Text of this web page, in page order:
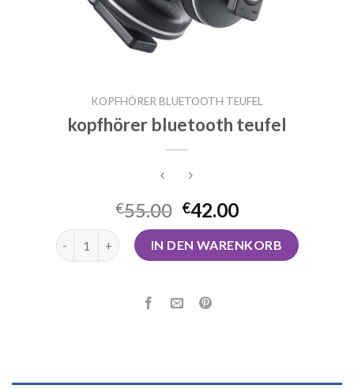
KOPFHÖRER BLUETOOTH TEUFEL
kopfhörer bluetooth teufel
€55.00 €42.00
kopfhörer bluetooth teufel Menge
IN DEN WARENKORB